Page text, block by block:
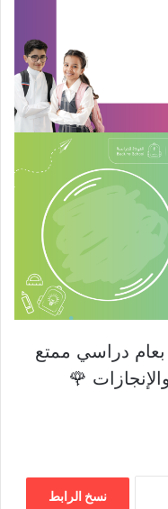
بعام دراسي ممتع
🌹
نسخ الرابط